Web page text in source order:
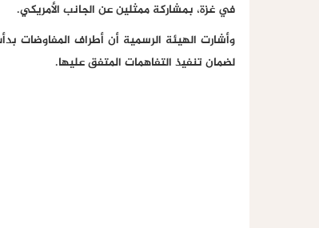
في غزة، بمشاركة ممثلين عن الجانب الأمريكي.
وأشارت الهيئة الرسمية أن أطراف المفاوضات
لضمان تنفيذ التفاهمات المتفق عليها.